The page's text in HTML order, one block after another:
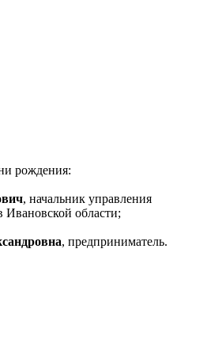
рождения:
, начальник управления
Ивановской области;
, предприниматель.